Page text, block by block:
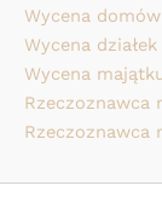
Wycena
Wycena
Wycena
Rzeczoznawca
Rzeczoznawca